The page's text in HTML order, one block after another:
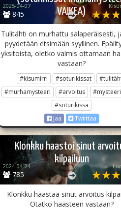
VAIKEA)
845
2025-04-07
Tulitähti on murhattu salaperäisesti,
pyydetään etsimään syyllinen.
yksitoista, oletko valmis ottamaan
vastaan?
#kisumirri #soturikissat
#murhamysteeri
#arvoitus #mysteeri
#soturikissa
Jaa
Twiittaa
Klonkku haastoi sinut
kilpailuun
785
2024-04-24
Klonkku haastaa sinut arvoitus
Otatko haasteen vastaan?